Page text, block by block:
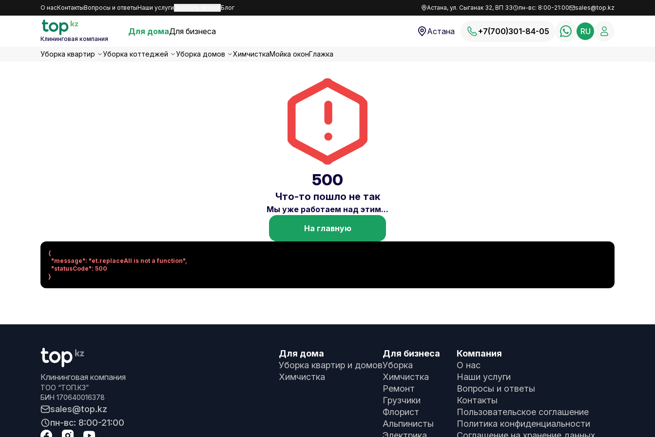
О насКонтактыВопросы и ответыНаши услуги Блог Астана, ул. Сыганак 32, ВП 33 пн-вс: 8:00-21:00 sales@top.kz
Клининговая компания
Для домаДля бизнеса Астана +7(700)301-84-05 RU
Уборка квартир Уборка коттеджей Уборка домов ХимчисткаМойка оконГлажка
500
Что-то пошло не так
Мы уже работаем над этим...
На главную
{
}
Клининговая компания
ТОО “ТОП.КЗ”
БИН 170640016378
sales@top.kz
пн-вс: 8:00-21:00
Для дома
Уборка квартир и домов
Химчистка
Для бизнеса
Уборка
Химчистка
Ремонт
Грузчики
Флорист
Альпинисты
Компания
О нас
Наши услуги
Вопросы и ответы
Контакты
Пользовательское соглашение
Политика конфиденциальности